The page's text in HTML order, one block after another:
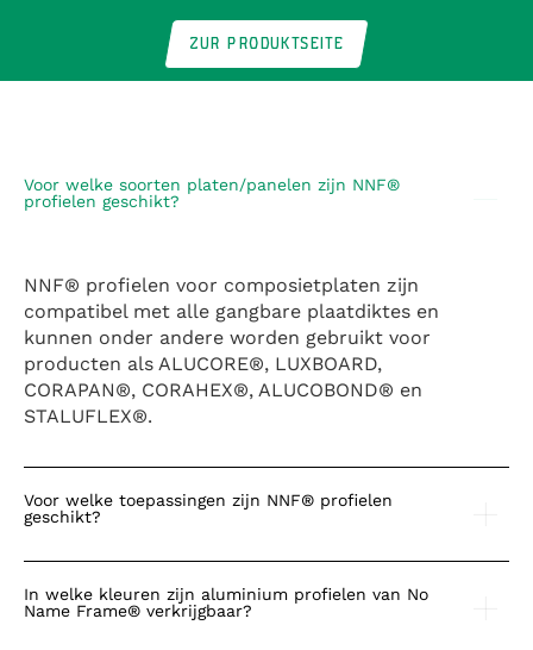
ZUR PRODUKTSEITE
Voor welke soorten platen/panelen zijn NNF®
profielen geschikt?
NNF® profielen voor composietplaten zijn
compatibel met alle gangbare plaatdiktes en
kunnen onder andere worden gebruikt voor
producten als ALUCORE®, LUXBOARD,
CORAPAN®, CORAHEX®, ALUCOBOND® en
STALUFLEX®.
Voor welke toepassingen zijn NNF® profielen
geschikt?
In welke kleuren zijn aluminium profielen van No
Name Frame® verkrijgbaar?